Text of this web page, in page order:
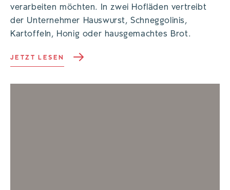
verarbeiten möchten. In zwei Hofläden vertreibt
der Unternehmer Hauswurst, Schneggolinis,
Kartoffeln, Honig oder hausgemachtes Brot.
JETZT LESEN